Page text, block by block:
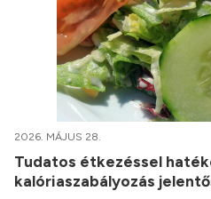
2026. MÁJUS 28.
Tudatos étkezéssel
kalóriaszabályozás